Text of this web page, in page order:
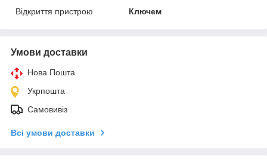
Відкриття пристрою
Ключем
Умови доставки
Нова Пошта
Укрпошта
Самовивіз
Всі умови доставки